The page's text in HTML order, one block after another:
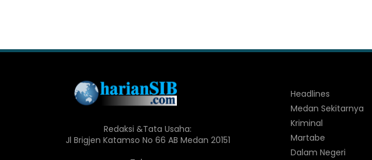
Redaksi &Tata Usaha:
Jl Brigjen Katamso No 66 AB Medan 20151
Headlines
Medan Sekitarnya
Kriminal
Martabe
Dalam Negeri